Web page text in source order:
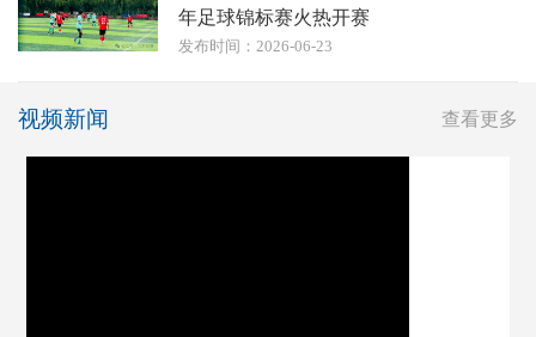
年足球锦标赛火热开赛
发布时间：2026-06-23
视频新闻 查看更多